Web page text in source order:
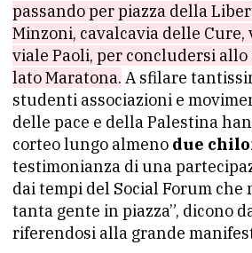
passando per piazza della
Minzoni, cavalcavia delle Cure,
viale Paoli, per concludersi
lato Maratona. A sfilare
studenti associazioni e
delle pace e della Palestina
corteo lungo almeno due
testimonianza di una
dai tempi del Social Forum che
tanta gente in piazza”, dicono
riferendosi alla grande